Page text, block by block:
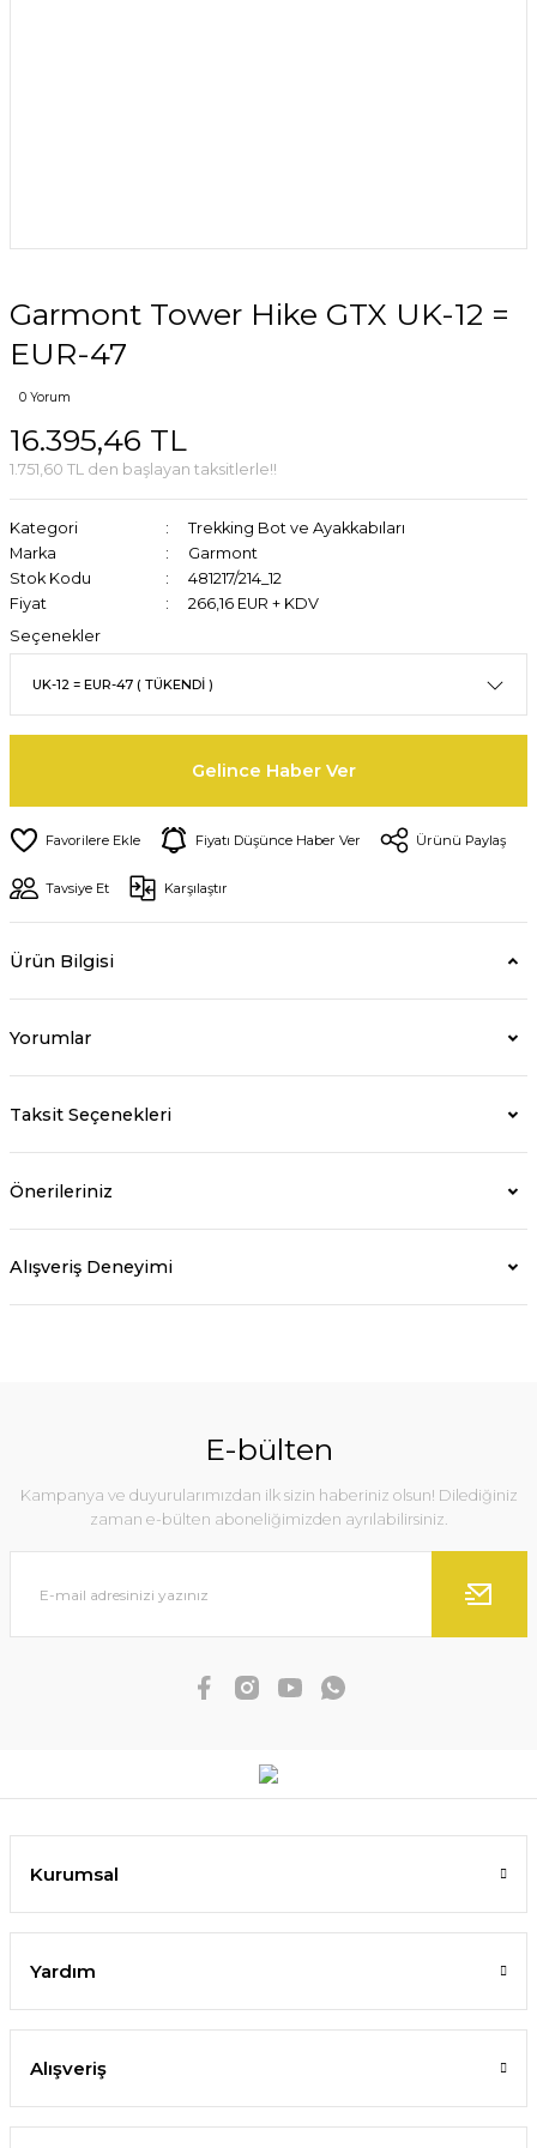
Garmont Tower Hike GTX UK-12 =
EUR-47
0 Yorum
16.395,46 TL
1.751,60 TL den başlayan taksitlerle!!
Kategori
Trekking Bot ve Ayakkabıları
Marka
Garmont
Stok Kodu
481217/214_12
Fiyat
266,16 EUR + KDV
Seçenekler
Gelince Haber Ver
Fiyatı Düşünce Haber Ver Ürünü Paylaş
Tavsiye Et Karşılaştır
Ürün Bilgisi
Yorumlar
Taksit Seçenekleri
Önerileriniz
Alışveriş Deneyimi
E-bülten
Kampanya ve duyurularımızdan ilk sizin haberiniz olsun! Dilediğiniz
zaman e-bülten aboneliğimizden ayrılabilirsiniz.
Kurumsal
Yardım
Alışveriş